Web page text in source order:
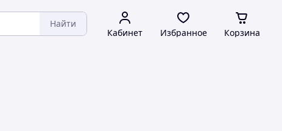
Найти
Кабинет Избранное Корзина